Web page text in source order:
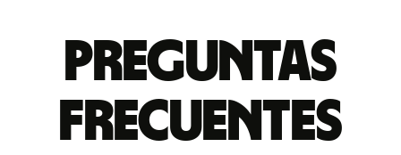
Preguntas
frecuentes